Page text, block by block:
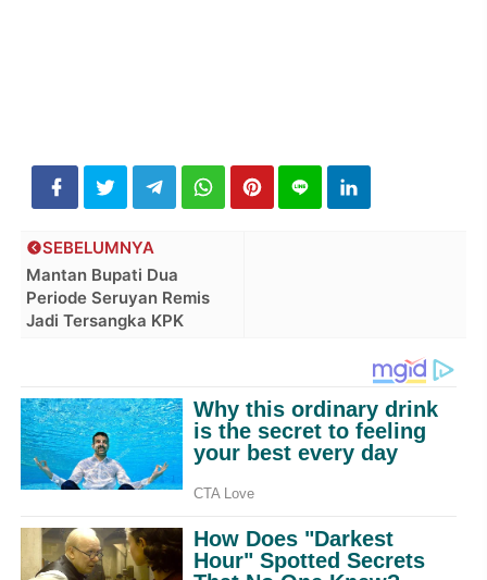
SEBELUMNYA
Mantan Bupati Dua
Periode Seruyan Remis
Jadi Tersangka KPK